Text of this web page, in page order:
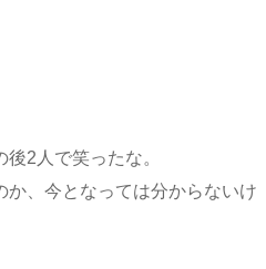
2人で笑ったな。
、今となっては分からないけ